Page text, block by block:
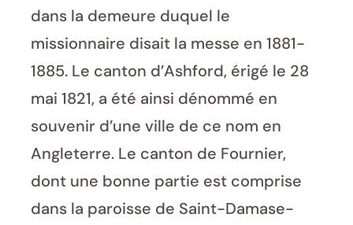
dans la demeure duquel le
missionnaire disait la messe en 1881-
1885. Le canton d’Ashford, érigé le 28
mai 1821, a été ainsi dénommé en
souvenir d’une ville de ce nom en
Angleterre. Le canton de Fournier,
dont une bonne partie est comprise
dans la paroisse de Saint-Damase-